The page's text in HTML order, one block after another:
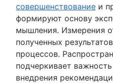
совершенствование и
формируют основу
мышления. Измерения
полученных
процессов.
подчеркивает
внедрения